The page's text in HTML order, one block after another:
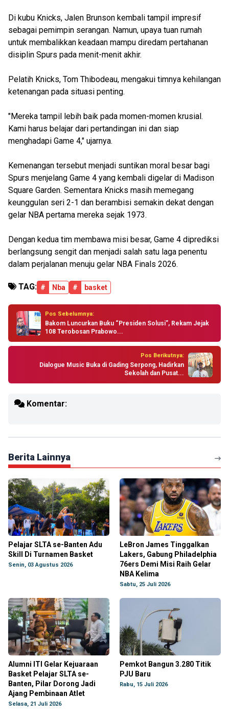
Di kubu Knicks, Jalen Brunson kembali tampil impresif
sebagai pemimpin serangan. Namun, upaya tuan rumah
untuk membalikkan keadaan mampu diredam pertahanan
disiplin Spurs pada menit-menit akhir.
Pelatih Knicks, Tom Thibodeau, mengakui timnya kehilangan
ketenangan pada situasi penting.
"Mereka tampil lebih baik pada momen-momen krusial.
Kami harus belajar dari pertandingan ini dan siap
menghadapi Game 4," ujarnya.
Kemenangan tersebut menjadi suntikan moral besar bagi
Spurs menjelang Game 4 yang kembali digelar di Madison
Square Garden. Sementara Knicks masih memegang
keunggulan seri 2-1 dan berambisi semakin dekat dengan
gelar NBA pertama mereka sejak 1973.
Dengan kedua tim membawa misi besar, Game 4 diprediksi
berlangsung sengit dan menjadi salah satu laga penentu
dalam perjalanan menuju gelar NBA Finals 2026.
TAG: # Nba # basket
Pos Sebelumnya:
Bakom Luncurkan Buku “Presiden Solusi”, Rekam Jejak
108 Terobosan Prabowo...
Pos Berikutnya:
Dialogue Music Buka di Gading Serpong, Hadirkan
Sekolah dan Pusat...
Komentar:
Berita Lainnya
Pelajar SLTA se-Banten Adu
Skill Di Turnamen Basket
Senin, 03 Agustus 2026
LeBron James Tinggalkan
Lakers, Gabung Philadelphia
76ers Demi Misi Raih Gelar
NBA Kelima
Sabtu, 25 Juli 2026
Alumni ITI Gelar Kejuaraan
Basket Pelajar SLTA se-
Banten, Pilar Dorong Jadi
Ajang Pembinaan Atlet
Selasa, 21 Juli 2026
Pemkot Bangun 3.280 Titik
PJU Baru
Rabu, 15 Juli 2026